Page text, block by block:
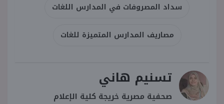
سداد المصروفات في المدارس اللغات
مصاريف المدارس المتميزة للغات
تسنيم هاني
صحفية مصرية خريجة كلية الإعلام